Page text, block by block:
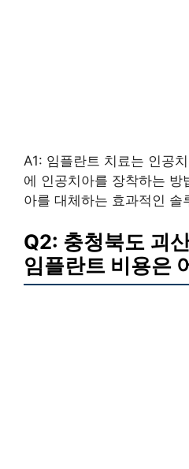
A1: 임플란트 치료는 인공
에 인공치아를 장착하는 방
아를 대체하는 효과적인 솔
Q2: 충청북도 괴
임플란트 비용은